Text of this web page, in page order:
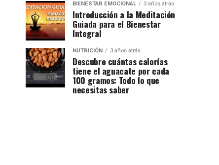
BIENESTAR EMOCIONAL 3 años atrás
Introducción a la Meditación
Guiada para el Bienestar
Integral
NUTRICIÓN 3 años atrás
Descubre cuántas calorías
tiene el aguacate por cada
100 gramos: Todo lo que
necesitas saber